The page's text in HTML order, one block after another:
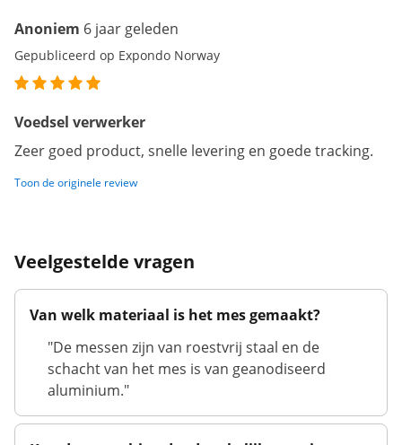
Anoniem 6 jaar geleden
Gepubliceerd op Expondo Norway
Voedsel verwerker
Zeer goed product, snelle levering en goede tracking.
Toon de originele review
Veelgestelde vragen
Van welk materiaal is het mes gemaakt?
"De messen zijn van roestvrij staal en de
schacht van het mes is van geanodiseerd
aluminium."